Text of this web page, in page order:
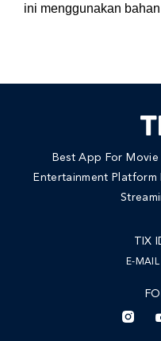
ini menggunakan
Best App For
Entertainment Platform
TIX
E-MAIL